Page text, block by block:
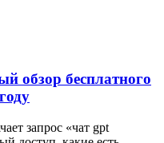
обзор бесплатного
запрос «чат gpt